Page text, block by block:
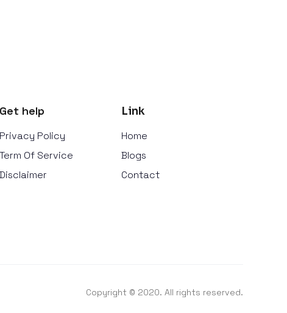
Get help
Privacy Policy
Term Of Service
Disclaimer
Link
Home
Blogs
Contact
Copyright © 2020. All rights reserved.